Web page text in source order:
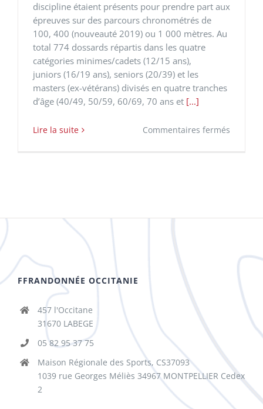
discipline étaient présents pour prendre part aux
épreuves sur des parcours chronométrés de
100, 400 (nouveauté 2019) ou 1 000 mètres. Au
total 774 dossards répartis dans les quatre
catégories minimes/cadets (12/15 ans),
juniors (16/19 ans), seniors (20/39) et les
masters (ex-vétérans) divisés en quatre tranches
d’âge (40/49, 50/59, 60/69, 70 ans et [...]
Lire la suite Commentaires fermés
FFRANDONNÉE OCCITANIE
457 l'Occitane
31670 LABEGE
05 82 95 37 75
Maison Régionale des Sports, CS37093
1039 rue Georges Méliès 34967 MONTPELLIER Cedex
2